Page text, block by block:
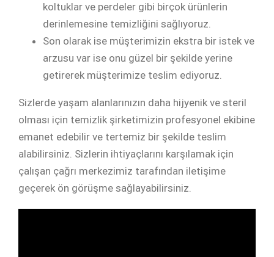
koltuklar ve perdeler gibi birçok ürünlerin
derinlemesine temizliğini sağlıyoruz.
Son olarak ise müşterimizin ekstra bir istek ve
arzusu var ise onu güzel bir şekilde yerine
getirerek müşterimize teslim ediyoruz.
Sizlerde yaşam alanlarınızın daha hijyenik ve steril
olması için temizlik şirketimizin profesyonel ekibine
emanet edebilir ve tertemiz bir şekilde teslim
alabilirsiniz. Sizlerin ihtiyaçlarını karşılamak için
çalışan çağrı merkezimiz tarafından iletişime
geçerek ön görüşme sağlayabilirsiniz.